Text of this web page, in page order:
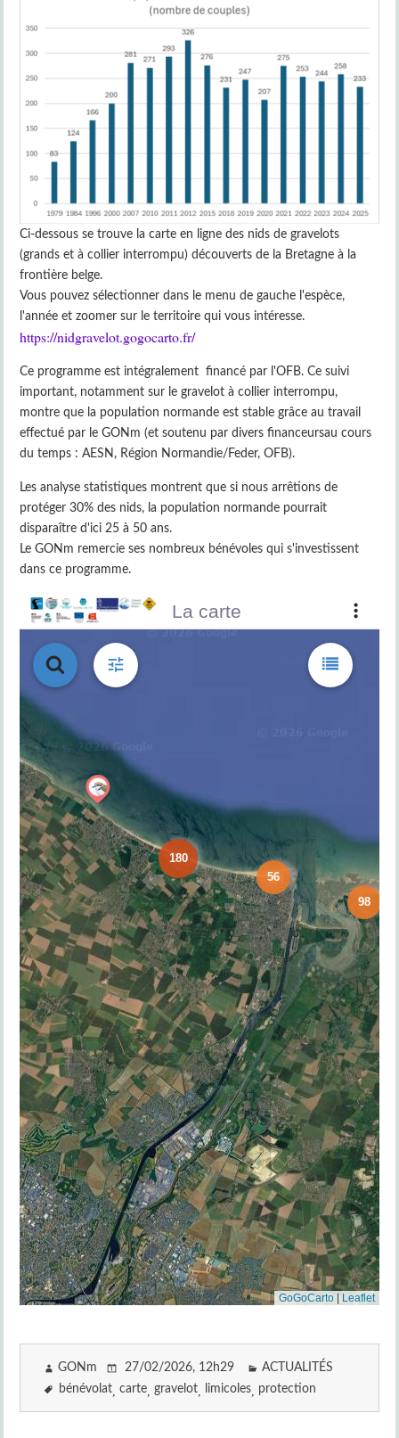
Ci-dessous se trouve la carte en ligne des nids de gravelots
(grands et à collier interrompu) découverts de la Bretagne à la
frontière belge.
Vous pouvez sélectionner dans le menu de gauche l'espèce,
l'année et zoomer sur le territoire qui vous intéresse.
https://nidgravelot.gogocarto.fr/
Ce programme est intégralement financé par l'OFB. Ce suivi
important, notamment sur le gravelot à collier interrompu,
montre que la population normande est stable grâce au travail
effectué par le GONm (et soutenu par divers financeursau cours
du temps : AESN, Région Normandie/Feder, OFB).
Les analyse statistiques montrent que si nous arrêtions de
protéger 30% des nids, la population normande pourrait
disparaître d'ici 25 à 50 ans.
Le GONm remercie ses nombreux bénévoles qui s'investissent
dans ce programme.
GONm 27/02/2026, 12h29
ACTUALITÉS
bénévolat carte gravelot limicoles protection